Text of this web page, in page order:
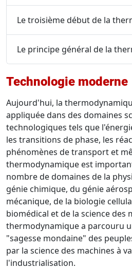
Le troisième début de la
Le principe général de la
Technologie moderne
Aujourd'hui, la
appliquée dans des domaines
technologiques tels que
les transitions de phase, les
phénomènes de transport et
thermodynamique est
nombre de domaines de la
génie chimique, du génie
mécanique, de la biologie
biomédical et de la science des
thermodynamique a parcouru
"sagesse mondaine" des
par la science des machines à
l'industrialisation.